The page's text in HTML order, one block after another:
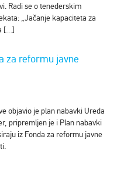
Radi se o tenederskim
„Jačanje kapaciteta za
[…]
za reformu javne
objavio je plan nabavki Ureda
pripremljen je i Plan nabavki
iz Fonda za reformu javne